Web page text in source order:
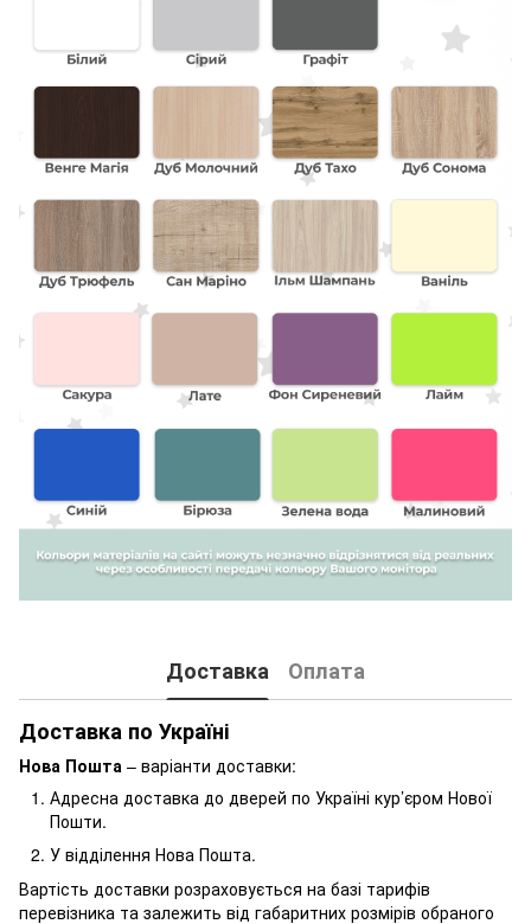
Доставка
Оплата
Доставка по Україні
Нова Пошта – варіанти доставки:
Адресна доставка до дверей по Україні кур’єром Нової
Пошти.
У відділення Нова Пошта.
Вартість доставки розраховується на базі тарифів
перевізника та залежить від габаритних розмірів обраного